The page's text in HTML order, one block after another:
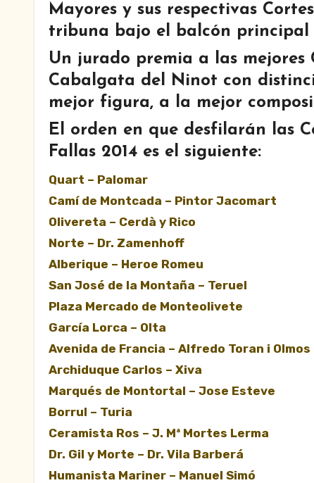
Mayores y sus respectivas
tribuna bajo el balcón principal
Un jurado premia a las mejores
Cabalgata del Ninot con
mejor figura, a la mejor
El orden en que desfilarán las
Fallas 2014 es el siguiente:
Quart – Palomar
Camí de Montcada – Pintor Jacomart
Olivereta – Cerdà y Rico
Norte – Dr. Zamenhoff
Alberique – Heroe Romeu
San José de la Montaña – Teruel
Plaza Mercado de Monteolivete
García Lorca – Olta
Avenida de Francia – Alfredo Toran i Olmos
Archiduque Carlos – Xiva
Marqués de Montortal – Jose Esteve
Borrul – Turia
Ceramista Ros – J. Mª Mortes Lerma
Dr. Gil y Morte – Dr. Vila Barberá
Humanista Mariner – Manuel Simó